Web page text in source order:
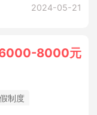
2024-05-21
8000元
制度